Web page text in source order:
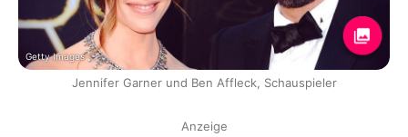
Getty Images
Jennifer Garner und Ben Affleck, Schauspieler
Anzeige